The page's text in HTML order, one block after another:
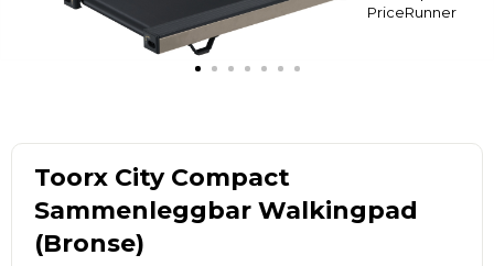
Toorx City Compact
Sammenleggbar Walkingpad
(Bronse)